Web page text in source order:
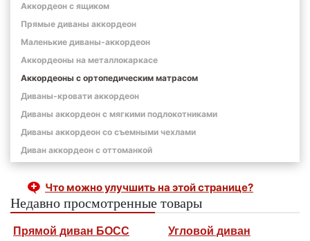
Аккордеон с ящиком
Прямые диваны аккордеон
Маленькие диваны-аккордеон
Аккордеоны на металлокаркасе
Аккордеоны с ортопедическим матрасом
Диваны-кровати аккордеон
Диваны аккордеон с мягкими подлокотниками
Диваны аккордеон со съемными чехлами
Диван аккордеон с оттоманкой
Что можно улучшить на этой странице?
Недавно просмотренные товары
Прямой диван БОСС
Угловой диван